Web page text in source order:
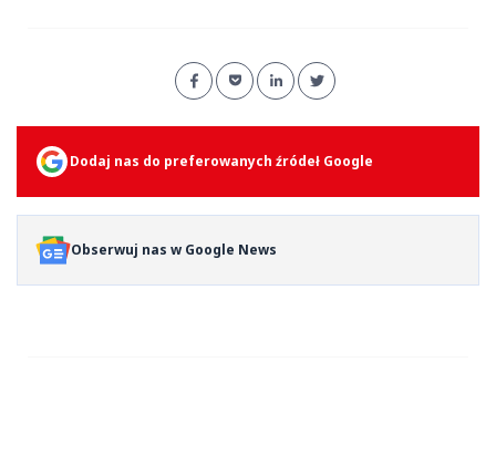
Dodaj nas do preferowanych źródeł Google
Obserwuj nas w Google News